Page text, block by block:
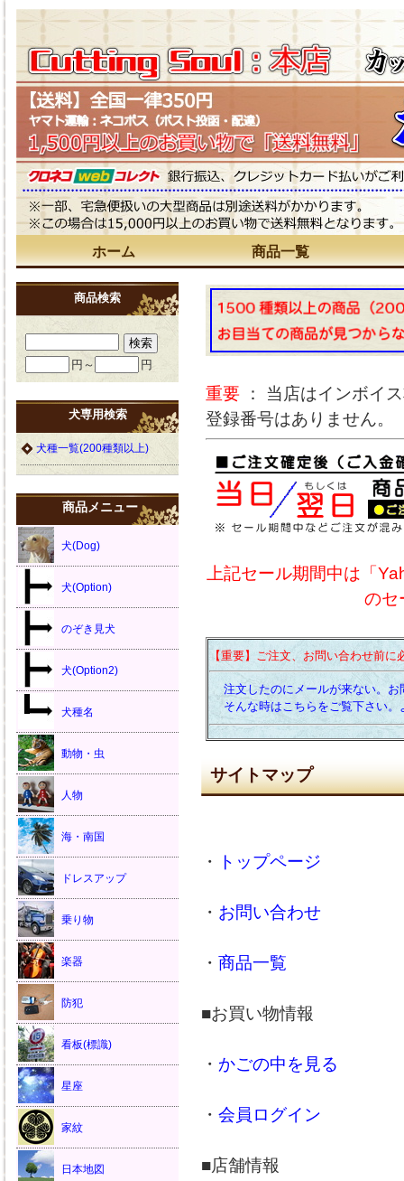
ホーム 商品一覧
重要
： 当店はインボイ
登録番号はありません。
上記セール期間中は「
のセ
【重要】ご注文、お問い合わせ前に
注文したのにメールが来ない。お
そんな時はこちらをご覧下さい。
サイトマップ
・ トップページ
・ お問い合わせ
・ 商品一覧
■お買い物情報
・ かごの中を見る
・ 会員ログイン
■店舗情報
商品検索
円～ 円
犬専用検索
犬種一覧(200種類以上)
商品メニュー
犬(Dog)
犬(Option)
のぞき見犬
犬(Option2)
犬種名
動物・虫
人物
海・南国
ドレスアップ
乗り物
楽器
防犯
看板(標識)
星座
家紋
日本地図